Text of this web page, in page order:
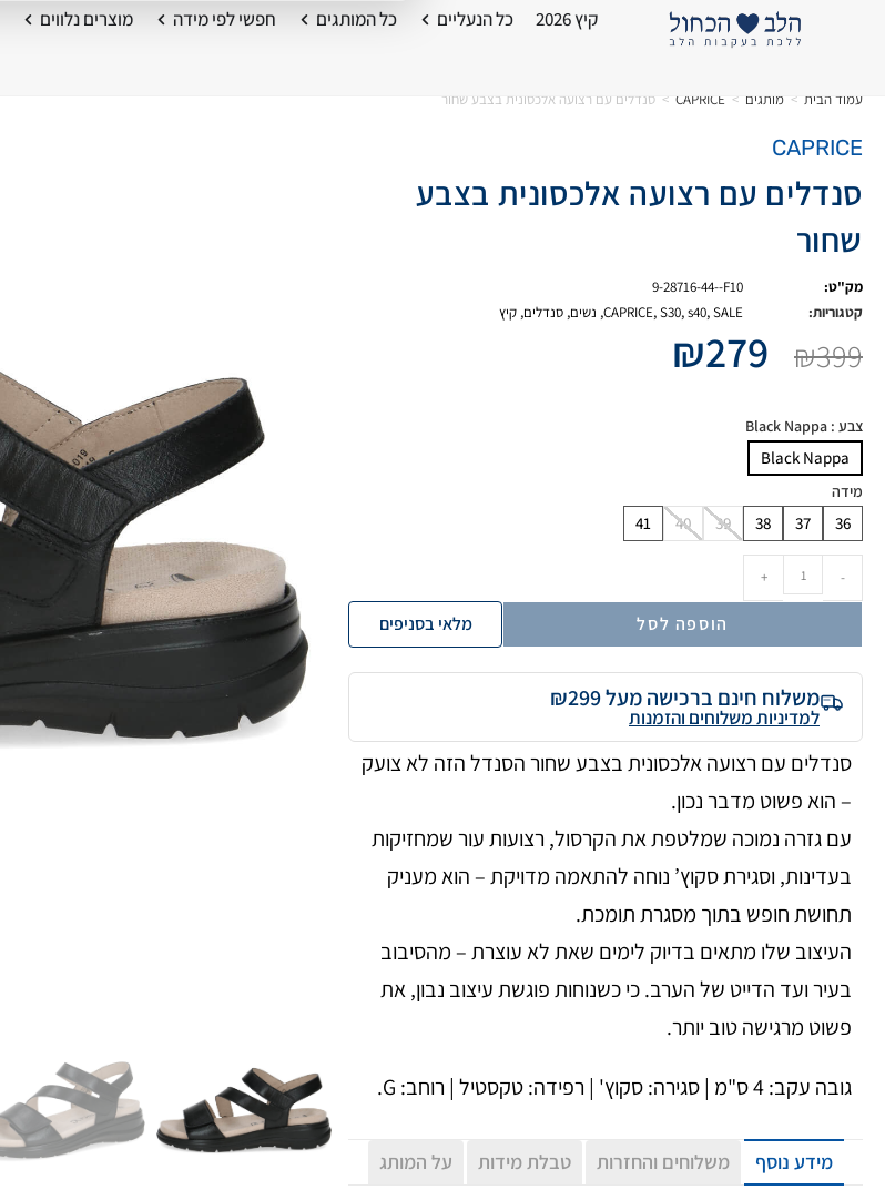
קיץ 2026 כל הנעליים כל המותגים חפשי לפי מידה מוצרים נלווים
עמוד הבית > מותגים >
CAPRICE
> סנדלים עם רצועה אלכסונית בצבע שחור
CAPRICE
סנדלים עם רצועה אלכסונית בצבע
שחור
מק"ט:
9-28716-44--F10
קטגוריות:
CAPRICE,S30,s40,SALE
, נשים, סנדלים, קיץ
₪399
₪279
צבע : Black Nappa
Black Nappa
מידה
36
37
38
39
40
41
-
+
הוספה לסל מלאי בסניפים
משלוח חינם ברכישה מעל ₪299
למדיניות משלוחים והזמנות
סנדלים עם רצועה אלכסונית בצבע שחור הסנדל הזה לא צועק
– הוא פשוט מדבר נכון.
עם גזרה נמוכה שמלטפת את הקרסול, רצועות עור שמחזיקות
בעדינות, וסגירת סקוץ’ נוחה להתאמה מדויקת – הוא מעניק
תחושת חופש בתוך מסגרת תומכת.
העיצוב שלו מתאים בדיוק לימים שאת לא עוצרת – מהסיבוב
בעיר ועד הדייט של הערב. כי כשנוחות פוגשת עיצוב נבון, את
פשוט מרגישה טוב יותר.
גובה עקב: 4 ס"מ | סגירה: סקוץ' | רפידה: טקסטיל | רוחב: G.
מידע נוסף משלוחים והחזרות טבלת מידות על המותג